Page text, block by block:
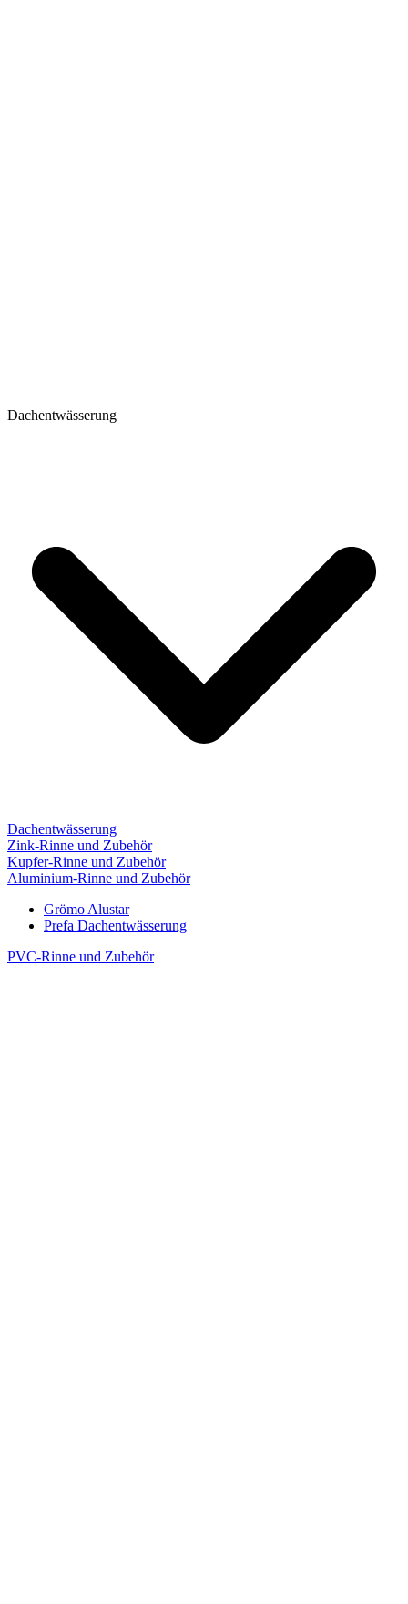
Dachentwässerung
Dachentwässerung
Zink-Rinne und Zubehör
Kupfer-Rinne und Zubehör
Aluminium-Rinne und Zubehör
Grömo Alustar
Prefa Dachentwässerung
PVC-Rinne und Zubehör